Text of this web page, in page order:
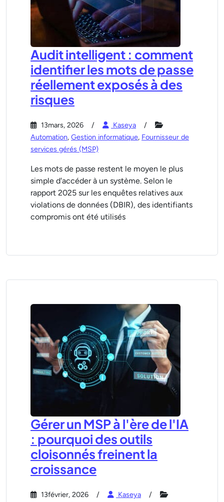
Audit intelligent : comment
identifier les mots de passe
réellement exposés à des
risques
13mars, 2026
Kaseya
Automation, Gestion informatique, Fournisseur de
services gérés (MSP)
Les mots de passe restent le moyen le plus
simple d'accéder à un système. Selon le
rapport 2025 sur les enquêtes relatives aux
violations de données (DBIR), des identifiants
compromis ont été utilisés
Gérer un MSP à l'ère de l'IA
: pourquoi des outils
cloisonnés freinent la
croissance
13février, 2026
Kaseya